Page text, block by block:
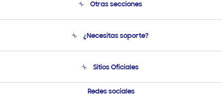
Otras secciones
Soporte
Seguimiento de tu pedido
Condiciones de Compra
¿Necesitas soporte?
Soporte vía eMail
Preguntas Frecuentes
Sitios Oficiales
Samsung Costa Rica
Redes sociales